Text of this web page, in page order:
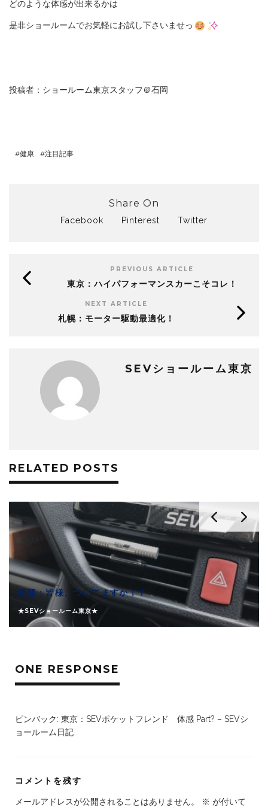
どのような体感が出来るかは
是非ショールームでお気軽にお試し下さいませっ
投稿者：ショールーム東京スタッフ＠石岡
健康 注目記事
Share On
Facebook Pinterest Twitter
PREVIOUS ARTICLE
東京：ハイパフォーマンスカーこそコレ！
NEXT ARTICLE
札幌：モーター駆動最適化！
SEVショールーム東京
RELATED POSTS
阿部：皆様、ついてますか！？
★SEVショールーム東京★
ONE RESPONSE
ピンバック: 東京：SEVポケットフレンド 体感 Part? – SEVシ
ョールーム日記
コメントを残す
メールアドレスが公開されることはありません。 ※ が付いて